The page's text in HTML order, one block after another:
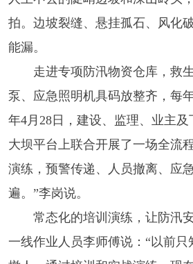
拍。边坡裂缝、悬挂孤石、风化
能漏。
走进专项防汛物资仓库，救
泵、应急照明机具码放整齐，每
年4月28日，建设、监理、业主
大坝平台上联合开展了一场全流
演练，预警传递、人员撤离、应
遍。”李岗说。
常态化的培训演练，让防汛
一线作业人员李师傅说：“以前